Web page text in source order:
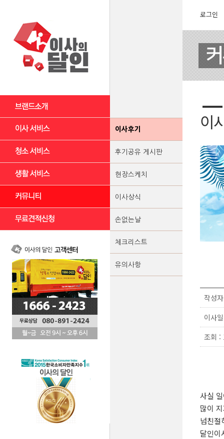
이사후기
후기공유 게시판
현장스케치
이사상식
손없는날
체크리스트
유의사항
로그인
이
작성
이사
조회 :
사실
많이
넘친절
달인이